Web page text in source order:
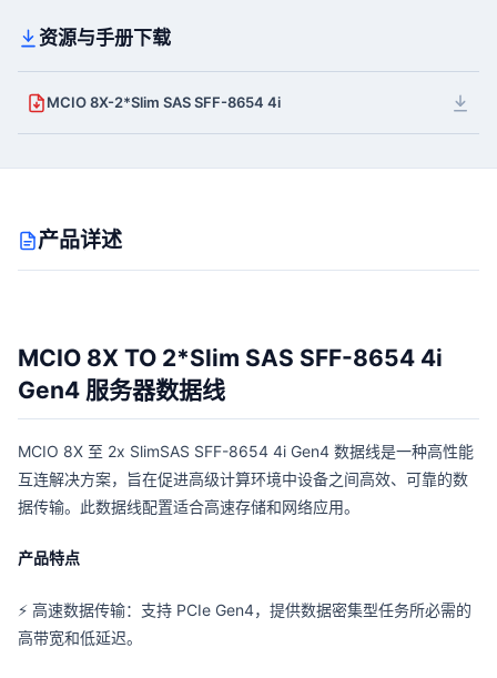
资源与手册下载
MCIO 8X-2*Slim SAS SFF-8654 4i
产品详述
MCIO 8X TO 2*Slim SAS SFF-8654 4i
Gen4 服务器数据线
MCIO 8X 至 2x SlimSAS SFF-8654 4i Gen4 数据线是一种高性能
互连解决方案，旨在促进高级计算环境中设备之间高效、可靠的数
据传输。此数据线配置适合高速存储和网络应用。
产品特点
⚡ 高速数据传输：支持 PCIe Gen4，提供数据密集型任务所必需的
高带宽和低延迟。